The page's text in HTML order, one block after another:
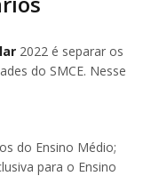
2022 é separar os
do SMCE. Nesse
do Ensino Médio;
para o Ensino